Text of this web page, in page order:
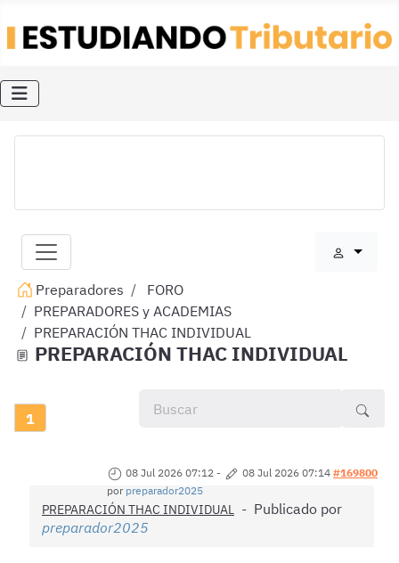
Preparadores
FORO
PREPARADORES y ACADEMIAS
PREPARACIÓN THAC INDIVIDUAL
PREPARACIÓN THAC INDIVIDUAL
1
08 Jul 2026 07:12 - 08 Jul 2026 07:14 #169800
por preparador2025
PREPARACIÓN THAC INDIVIDUAL
Publicado por
preparador2025